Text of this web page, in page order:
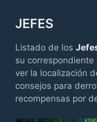
JEFES
Listado de los
su correspondiente
ver la localización
consejos para
recompensas por